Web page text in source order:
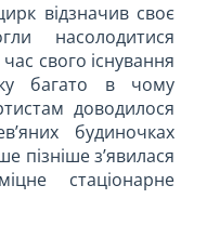
відзначив своє
насолодитися
свого існування
багато в чому
доводилося
будиночках
пізніше з’явилася
стаціонарне